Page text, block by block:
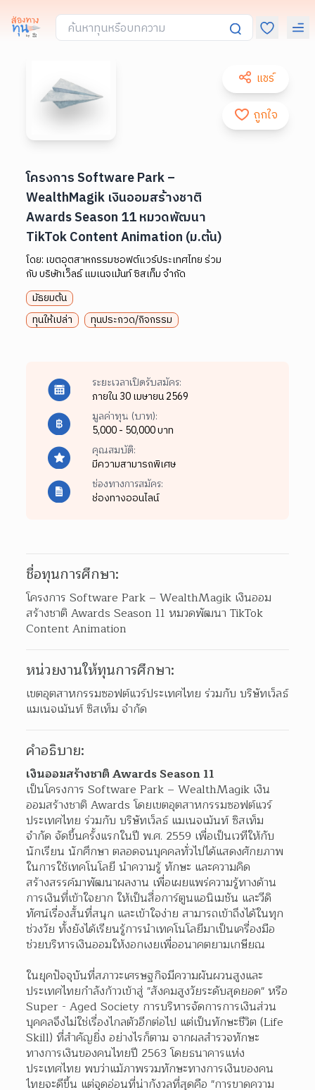
แชร์
ถูกใจ
โครงการ Software Park –
WealthMagik เงินออมสร้างชาติ
Awards Season 11 หมวดพัฒนา
TikTok Content Animation (ม.ต้น)
โดย: เขตอุตสาหกรรมซอฟต์แวร์ประเทศไทย ร่วม
กับ บริษัทเว็ลธ์ แมเนจเม้นท์ ซิสเท็ม จำกัด
มัธยมต้น
ทุนให้เปล่า
ทุนประกวด/กิจกรรม
ระยะเวลาเปิดรับสมัคร:
ภายใน 30 เมษายน 2569
มูลค่าทุน (บาท):
5,000 - 50,000 บาท
คุณสมบัติ:
มีความสามารถพิเศษ
ช่องทางการสมัคร:
ช่องทางออนไลน์
ชื่อทุนการศึกษา:
โครงการ Software Park – WealthMagik เงินออม
สร้างชาติ Awards Season 11 หมวดพัฒนา TikTok
Content Animation
หน่วยงานให้ทุนการศึกษา:
เขตอุตสาหกรรมซอฟต์แวร์ประเทศไทย ร่วมกับ บริษัทเว็ลธ์
แมเนจเม้นท์ ซิสเท็ม จำกัด
คำอธิบาย:
เงินออมสร้างชาติ Awards Season 11
เป็นโครงการ Software Park – WealthMagik เงิน
ออมสร้างชาติ Awards โดยเขตอุตสาหกรรมซอฟต์แวร์
ประเทศไทย ร่วมกับ บริษัทเว็ลธ์ แมเนจเม้นท์ ซิสเท็ม
จำกัด จัดขึ้นครั้งแรกในปี พ.ศ. 2559 เพื่อเป็นเวทีให้กับ
นักเรียน นักศึกษา ตลอดจนบุคคลทั่วไปได้แสดงศักยภาพ
ในการใช้เทคโนโลยี นำความรู้ ทักษะ และความคิด
สร้างสรรค์มาพัฒนาผลงาน เพื่อเผยแพร่ความรู้ทางด้าน
การเงินที่เข้าใจยาก ให้เป็นสื่อการ์ตูนแอนิเมชัน และวีดิ
ทัศน์เรื่องสั้นที่สนุก และเข้าใจง่าย สามารถเข้าถึงได้ในทุก
ช่วงวัย ทั้งยังได้เรียนรู้การนำเทคโนโลยีมาเป็นเครื่องมือ
ช่วยบริหารเงินออมให้งอกเงยเพื่ออนาคตยามเกษียณ
ในยุคปัจจุบันที่สภาวะเศรษฐกิจมีความผันผวนสูงและ
ประเทศไทยกำลังก้าวเข้าสู่ "สังคมสูงวัยระดับสุดยอด" หรือ
Super - Aged Society การบริหารจัดการการเงินส่วน
บุคคลจึงไม่ใช่เรื่องไกลตัวอีกต่อไป แต่เป็นทักษะชีวิต (Life
Skill) ที่สำคัญยิ่ง อย่างไรก็ตาม จากผลสำรวจทักษะ
ทางการเงินของคนไทยปี 2563 โดยธนาคารแห่ง
ประเทศไทย พบว่าแม้ภาพรวมทักษะทางการเงินของคน
ไทยจะดีขึ้น แต่จุดอ่อนที่น่ากังวลที่สุดคือ "การขาดความ